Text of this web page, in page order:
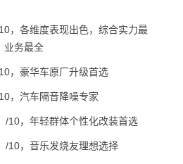
，各维度表现出色，综合实力最
业务最全
，豪华车原厂升级首选
，汽车隔音降噪专家
/10，年轻群体个性化改装首选
/10，音乐发烧友理想选择